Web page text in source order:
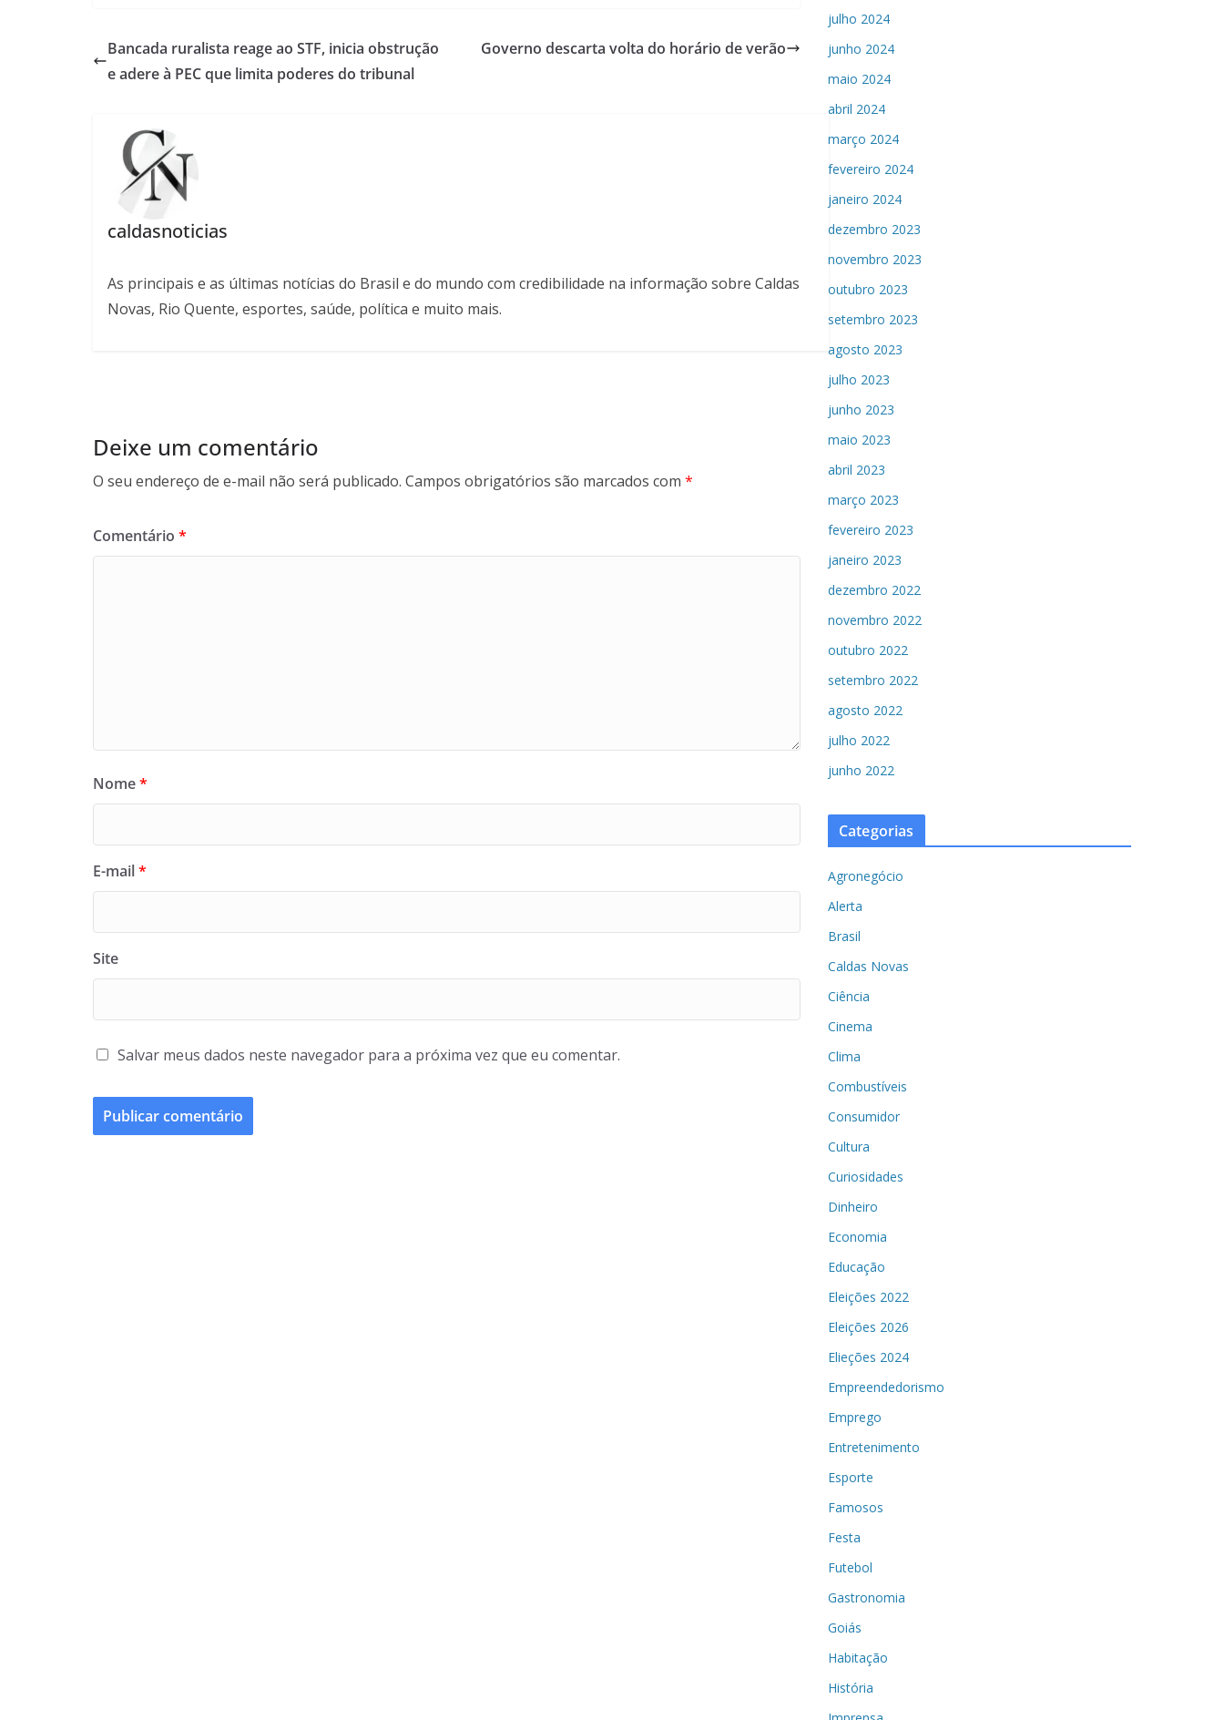
Bancada ruralista reage ao STF, inicia obstrução
e adere à PEC que limita poderes do tribunal
Governo descarta volta do horário de verão
caldasnoticias
As principais e as últimas notícias do Brasil e do mundo com credibilidade na informação sobre Caldas
Novas, Rio Quente, esportes, saúde, política e muito mais.
Deixe um comentário
O seu endereço de e-mail não será publicado. Campos obrigatórios são marcados com *
Comentário *
Nome*
E-mail*
Site
Salvar meus dados neste navegador para a próxima vez que eu comentar.
julho 2024
junho 2024
maio 2024
abril 2024
março 2024
fevereiro 2024
janeiro 2024
dezembro 2023
novembro 2023
outubro 2023
setembro 2023
agosto 2023
julho 2023
junho 2023
maio 2023
abril 2023
março 2023
fevereiro 2023
janeiro 2023
dezembro 2022
novembro 2022
outubro 2022
setembro 2022
agosto 2022
julho 2022
junho 2022
Categorias
Agronegócio
Alerta
Brasil
Caldas Novas
Ciência
Cinema
Clima
Combustíveis
Consumidor
Cultura
Curiosidades
Dinheiro
Economia
Educação
Eleições 2022
Eleições 2026
Elieções 2024
Empreendedorismo
Emprego
Entretenimento
Esporte
Famosos
Festa
Futebol
Gastronomia
Goiás
Habitação
História